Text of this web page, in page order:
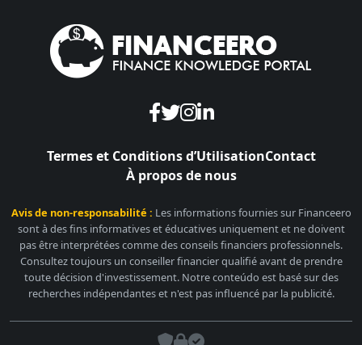
Termes et Conditions d’UtilisationContact
À propos de nous
Avis de non-responsabilité : Les informations fournies sur Financeero
sont à des fins informatives et éducatives uniquement et ne doivent
pas être interprétées comme des conseils financiers professionnels.
Consultez toujours un conseiller financier qualifié avant de prendre
toute décision d'investissement. Notre conteúdo est basé sur des
recherches indépendantes et n'est pas influencé par la publicité.